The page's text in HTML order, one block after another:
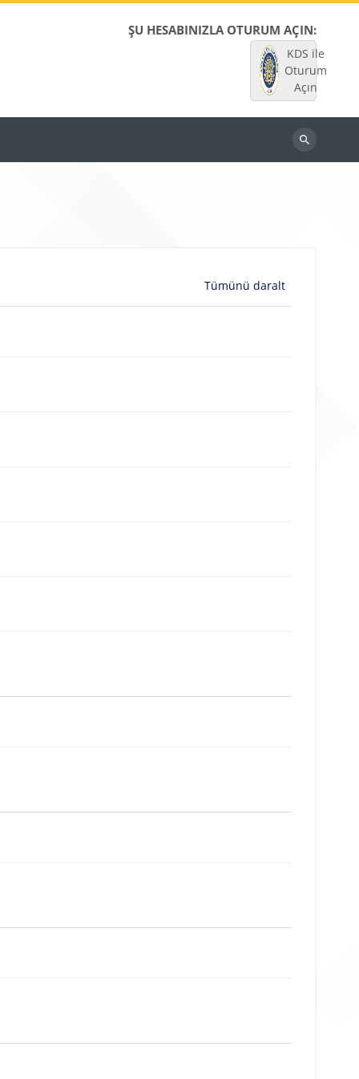
ŞU HESABINIZLA OTURUM AÇIN:
KDS ile
Oturum
Açın
Dersleri
Tümünü daralt